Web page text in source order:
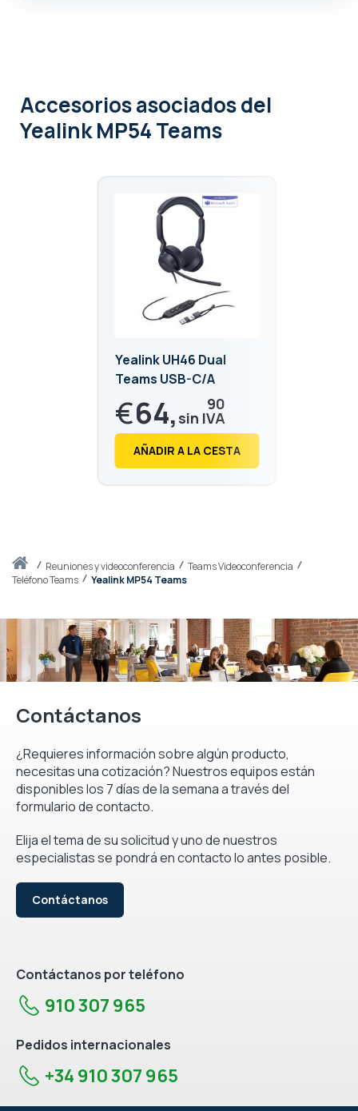
Inicioreuniones y videoconferencia
Teams Videoconferencia
Teléfono Teams
Yealink MP54 Teams
Accesorios asociadosdel
Yealink MP54 Teams
Yealink UH46 Dual
Teams USB-C/A
€64, 90
€ 78,
AÑADIR A LA CESTA
Contáctanos
¿Requieres información sobre algún producto,
necesitas una cotización? Nuestros equipos están
disponibles los 7 días de la semana a través del
formulario de contacto.
Elija el tema de su solicitud y uno de nuestros
especialistas se pondrá en contacto lo antes posible.
Contáctanos
Contáctanos por teléfono
910 307 965
Pedidos internacionales
+34 910 307 965